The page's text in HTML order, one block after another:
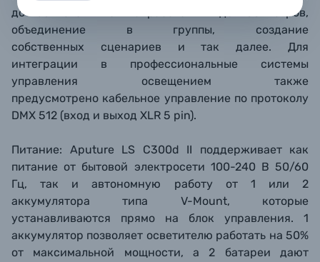
до 100 источников на расстоянии до 400 метров,
объединение в группы, создание
собственных сценариев и так далее. Для
интеграции в профессиональные системы
управления освещением также
предусмотрено кабельное управление по протоколу
DMX 512 (вход и выход XLR 5 pin).
Питание: Aputure LS С300d II поддерживает как
питание от бытовой электросети 100-240 В 50/60
Гц, так и автономную работу от 1 или 2
аккумулятора типа V-Mount, которые
устанавливаются прямо на блок управления. 1
аккумулятор позволяет осветителю работать на 50%
от максимальной мощности, а 2 батареи дают